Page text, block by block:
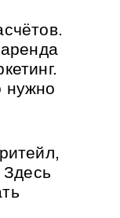
нужно